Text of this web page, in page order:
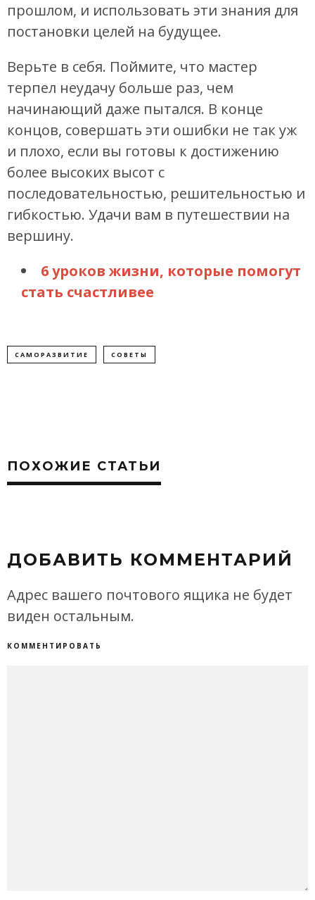
прошлом, и использовать эти знания для
постановки целей на будущее.
Верьте в себя. Поймите, что мастер
терпел неудачу больше раз, чем
начинающий даже пытался. В конце
концов, совершать эти ошибки не так уж
и плохо, если вы готовы к достижению
более высоких высот с
последовательностью, решительностью и
гибкостью. Удачи вам в путешествии на
вершину.
6 уроков жизни, которые помогут
стать счастливее
САМОРАЗВИТИЕ СОВЕТЫ
ПОХОЖИЕ СТАТЬИ
ДОБАВИТЬ КОММЕНТАРИЙ
Адрес вашего почтового ящика не будет
виден остальным.
КОММЕНТИРОВАТЬ